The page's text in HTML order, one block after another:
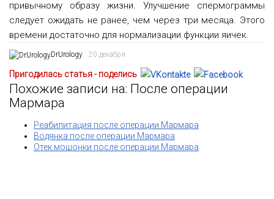
привычному образу жизни. Улучшение спермограммы
следует ожидать не ранее, чем через три месяца. Этого
времени достаточно для нормализации функции яичек.
DrUrology 20 декабря
Пригодилась статья - поделись
Похожие записи на: После операции
Мармара
Реабилитация после операции Мармара
Водянка после операции Мармара
Отек мошонки после операции Мармара